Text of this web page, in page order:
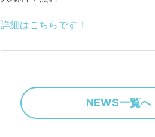
詳細はこちらです！
NEWS一覧へ